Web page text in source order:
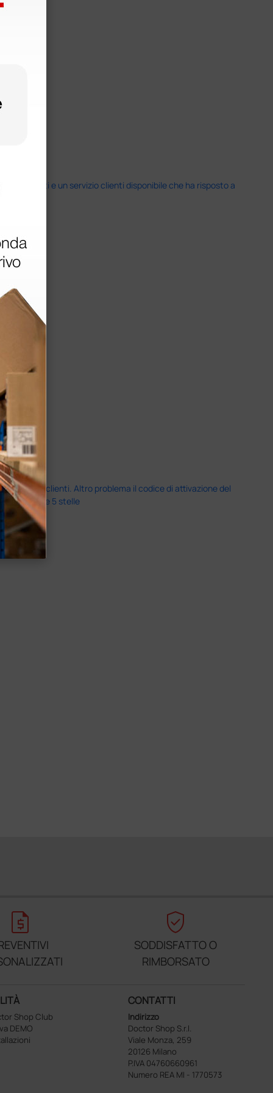
previsti e un servizio clienti disponibile che ha risposto a
servizio clienti. Altro problema il codice di attivazione del
più che 5 stelle
request_quote verified_user
SODDISFATTO O
RIMBORSATO
Shop Club
DEMO
CONTATTI
Indirizzo
Doctor Shop S.r.l.
Viale Monza, 259
20126 Milano
P.IVA 04760660961
Numero REA MI - 1770573